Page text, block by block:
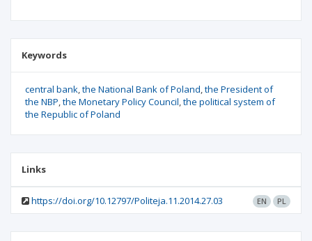
Keywords
central bank the National Bank of Poland the President of
the NBP the Monetary Policy Council the political system of
the Republic of Poland
Links
https://doi.org/10.12797/Politeja.11.2014.27.03 EN PL